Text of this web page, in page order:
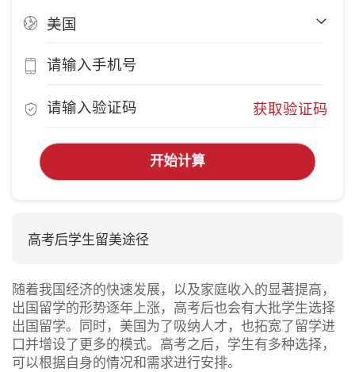
获取验证码
开始计算
高考后学生留美途径
随着我国经济的快速发展，以及家庭收入的显著提高，
出国留学的形势逐年上涨，高考后也会有大批学生选择
出国留学。同时，美国为了吸纳人才，也拓宽了留学进
口并增设了更多的模式。高考之后，学生有多种选择，
可以根据自身的情况和需求进行安排。